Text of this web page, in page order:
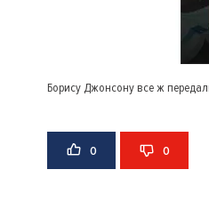
Борису Джонсону все ж
0 0